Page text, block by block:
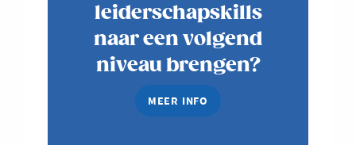
leiderschapskills
naar een volgend
niveau brengen?
MEER INFO